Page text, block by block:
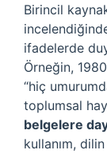
Birincil
ifadelerde
Örneğin,
“hiç
toplumsal
belgelere
kullanım,